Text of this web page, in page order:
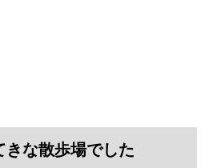
きな散歩場でした